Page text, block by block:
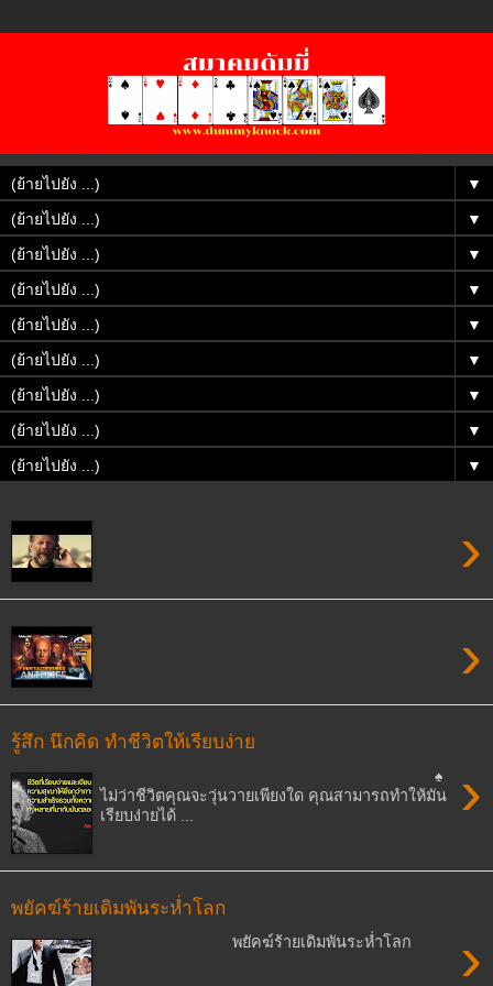
▼
▼
▼
▼
▼
▼
▼
▼
▼
›
›
รู้สึก นึกคิด ทำชีวิตให้เรียบง่าย
›
♠
ไม่ว่าชีวิตคุณจะวุ่นวายเพียงใด คุณสามารถทำให้มัน
เรียบง่ายได้ ...
พยัคฆ์ร้ายเดิมพันระห่ำโลก
›
พยัคฆ์ร้ายเดิมพันระห่ำโลก